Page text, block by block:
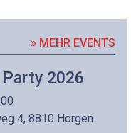
» MEHR EVENTS
2026
4, 8810 Horgen